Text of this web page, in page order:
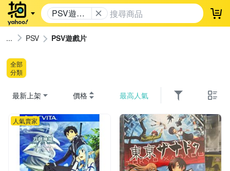
PSV遊戲
片
登
PSV PSV遊戲片
全部
分類
最新上架 價格 最高人氣
人氣賣家